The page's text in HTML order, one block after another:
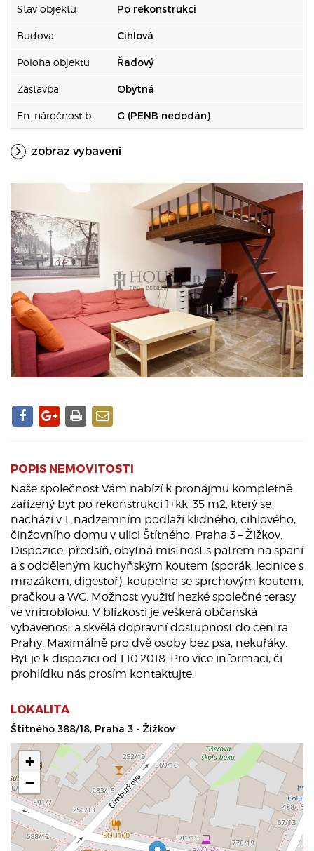
Stav objektu Po rekonstrukci
Budova Cihlová
Poloha objektu Řadový
Zástavba Obytná
En. náročnost b. G (PENB nedodán)
zobraz vybavení
POPIS NEMOVITOSTI
Naše společnost Vám nabízí k pronájmu kompletně
zařízený byt po rekonstrukci 1+kk, 35 m2, který se
nachází v 1. nadzemním podlaží klidného, cihlového,
činžovního domu v ulici Štítného, Praha 3 – Žižkov.
Dispozice: předsíň, obytná místnost s patrem na spaní
a s odděleným kuchyňským koutem (sporák, lednice s
mrazákem, digestoř), koupelna se sprchovým koutem,
pračkou a WC. Možnost využití hezké společné terasy
ve vnitrobloku. V blízkosti je veškerá občanská
vybavenost a skvělá dopravní dostupnost do centra
Prahy. Maximálně pro dvě osoby bez psa, nekuřáky.
Byt je k dispozici od 1.10.2018. Pro více informací, či
prohlídku nás prosím kontaktujte.
LOKALITA
Štítného 388/18, Praha 3 - Žižkov
+
−